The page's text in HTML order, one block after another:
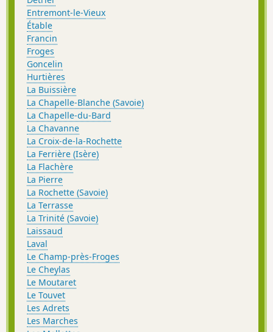
Entremont-le-Vieux
Étable
Francin
Froges
Goncelin
Hurtières
La Buissière
La Chapelle-Blanche (Savoie)
La Chapelle-du-Bard
La Chavanne
La Croix-de-la-Rochette
La Ferrière (Isère)
La Flachère
La Pierre
La Rochette (Savoie)
La Terrasse
La Trinité (Savoie)
Laissaud
Laval
Le Champ-près-Froges
Le Cheylas
Le Moutaret
Le Touvet
Les Adrets
Les Marches